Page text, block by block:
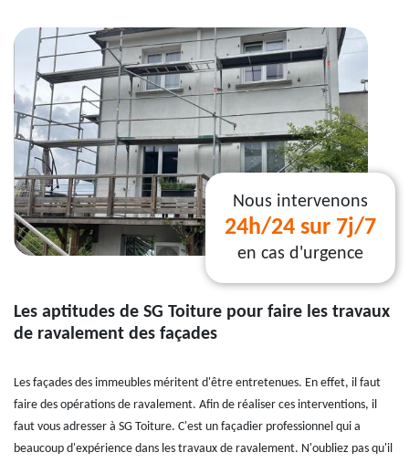
Nous intervenons
24h/24 sur 7j/7
en cas d'urgence
Les aptitudes de SG Toiture pour faire les travaux
de ravalement des façades
Les façades des immeubles méritent d'être entretenues. En effet, il faut
faire des opérations de ravalement. Afin de réaliser ces interventions, il
faut vous adresser à SG Toiture. C'est un façadier professionnel qui a
beaucoup d'expérience dans les travaux de ravalement. N'oubliez pas qu'il